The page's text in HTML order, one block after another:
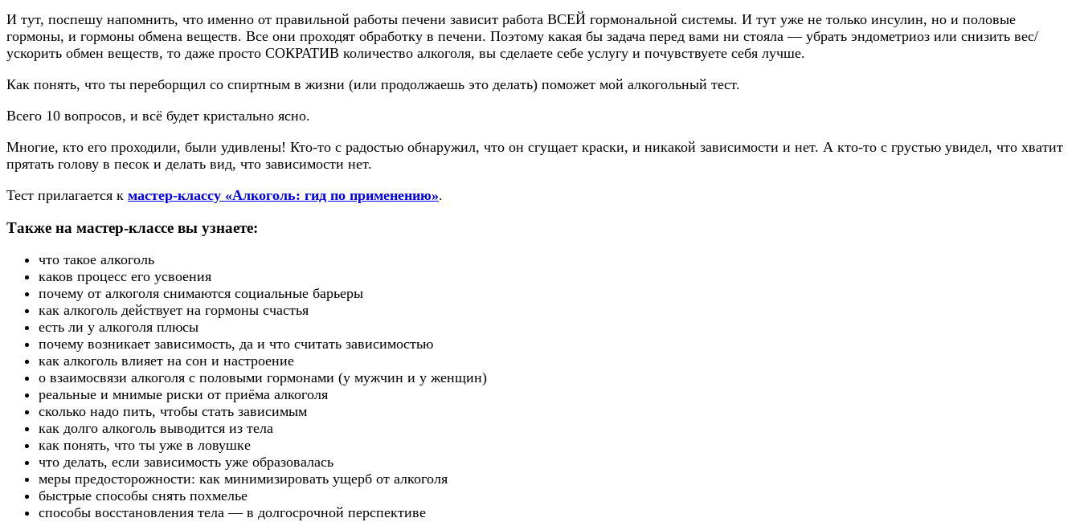
И тут, поспешу напомнить, что именно от правильной работы печени зависит работа ВСЕЙ гормональной системы. И тут уже не только инсулин, но и половые
гормоны, и гормоны обмена веществ. Все они проходят обработку в печени. Поэтому какая бы задача перед вами ни стояла — убрать эндометриоз или снизить вес/
ускорить обмен веществ, то даже просто СОКРАТИВ количество алкоголя, вы сделаете себе услугу и почувствуете себя лучше.
Как понять, что ты переборщил со спиртным в жизни (или продолжаешь это делать) поможет мой алкогольный тест.
Всего 10 вопросов, и всё будет кристально ясно.
Многие, кто его проходили, были удивлены! Кто-то с радостью обнаружил, что он сгущает краски, и никакой зависимости и нет. А кто-то с грустью увидел, что хватит
прятать голову в песок и делать вид, что зависимости нет.
Тест прилагается к мастер-классу «Алкоголь: гид по применению».
Также на мастер-классе вы узнаете:
что такое алкоголь
каков процесс его усвоения
почему от алкоголя снимаются социальные барьеры
как алкоголь действует на гормоны счастья
есть ли у алкоголя плюсы
почему возникает зависимость, да и что считать зависимостью
как алкоголь влияет на сон и настроение
о взаимосвязи алкоголя с половыми гормонами (у мужчин и у женщин)
реальные и мнимые риски от приёма алкоголя
сколько надо пить, чтобы стать зависимым
как долго алкоголь выводится из тела
как понять, что ты уже в ловушке
что делать, если зависимость уже образовалась
меры предосторожности: как минимизировать ущерб от алкоголя
быстрые способы снять похмелье
способы восстановления тела — в долгосрочной перспективе